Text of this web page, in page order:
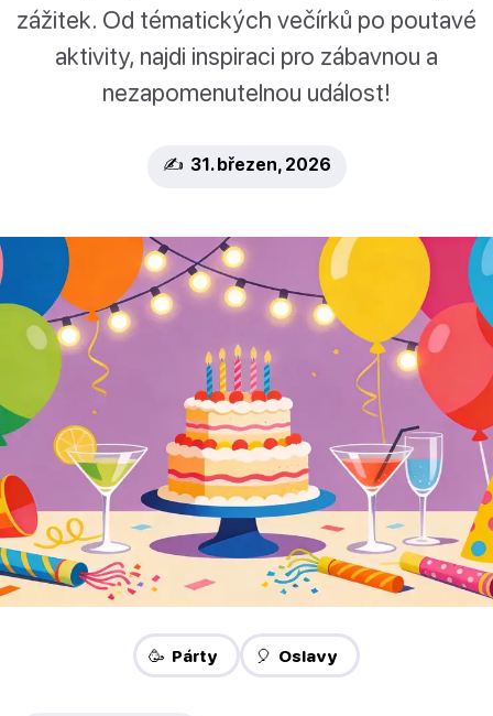
zážitek. Od tématických večírků po poutavé
aktivity, najdi inspiraci pro zábavnou a
nezapomenutelnou událost!
✍️ 31. březen, 2026
🥳 Párty 🎈 Oslavy